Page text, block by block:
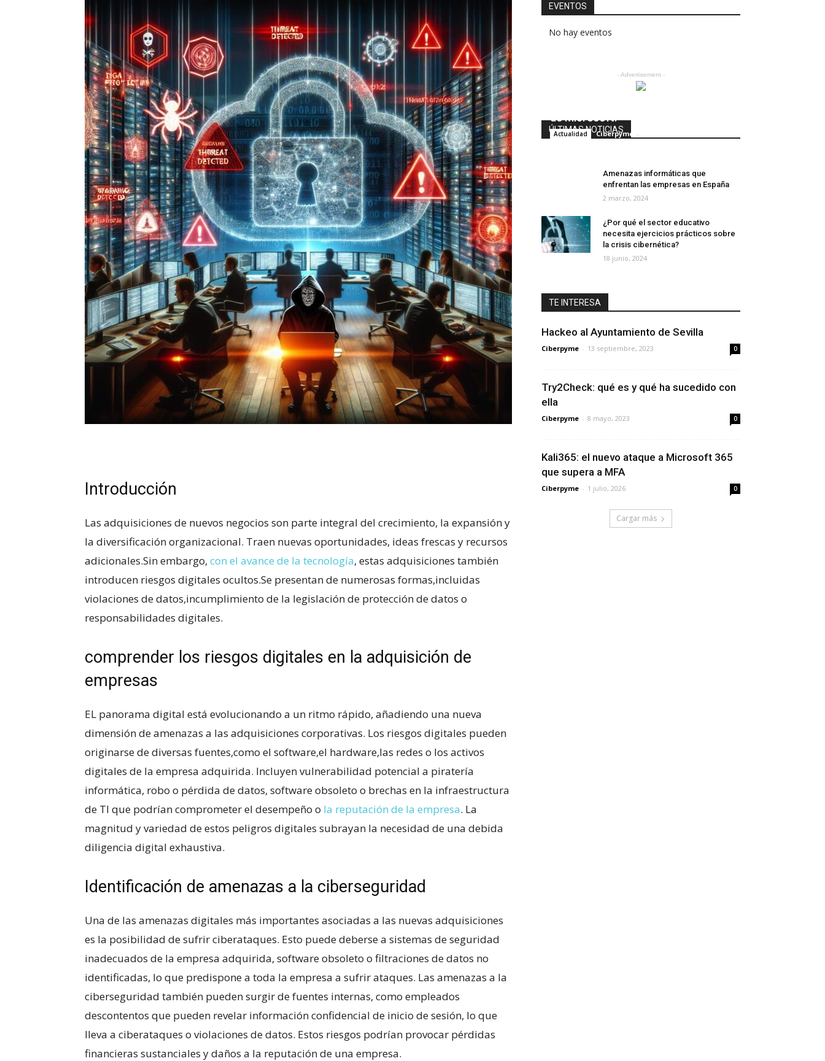
Introducción
Las adquisiciones de nuevos negocios ⁣son parte integral ⁤del crecimiento, la ‌expansión y
la diversificación‌ organizacional. Traen nuevas‍ oportunidades, ideas⁤ frescas y recursos
adicionales.Sin‌ embargo, con el​ avance de la tecnología, estas adquisiciones también
introducen riesgos digitales ocultos.Se​ presentan de numerosas formas,incluidas
violaciones de datos,incumplimiento de la legislación de⁤ protección de datos o
responsabilidades digitales. ‍
comprender los⁤ riesgos digitales en la ​adquisición de
empresas
EL panorama ‍digital‍ está evolucionando a un ritmo ‍rápido, añadiendo una nueva
dimensión de amenazas a las adquisiciones corporativas. Los ⁢riesgos digitales pueden
‍originarse de diversas fuentes,como‌ el software,el hardware,las redes o los‍ activos
digitales de la empresa adquirida. Incluyen vulnerabilidad⁤ potencial a‌ piratería
informática, robo o pérdida de datos, software obsoleto o brechas ⁣en la infraestructura
de TI ⁤que podrían comprometer el desempeño o la reputación de⁢ la empresa. La
magnitud y variedad de estos peligros digitales subrayan la necesidad de‌ una debida
diligencia ‍digital⁢ exhaustiva.
Identificación⁣ de amenazas a la ciberseguridad
Una ‍de​ las amenazas digitales más importantes asociadas ⁢a las ⁤nuevas adquisiciones
es la ⁢posibilidad ‍de sufrir ciberataques. Esto puede deberse a sistemas de‌ seguridad
inadecuados de ​la⁣ empresa adquirida, software obsoleto o filtraciones de datos no
identificadas, lo ⁣que predispone a ‌toda la ​empresa ‌a sufrir ataques. Las amenazas a ⁢la
ciberseguridad⁤ también pueden surgir de fuentes ‌internas, como ⁢empleados
⁢descontentos que pueden revelar información confidencial de inicio de ⁤sesión,⁢ lo ‌que⁢
lleva a⁤ ciberataques o violaciones de ⁤datos. Estos riesgos podrían provocar pérdidas
financieras sustanciales y daños a la reputación ‌de una ‌empresa.
EVENTOS
No hay eventos
- Advertisement -
ÚLTIMAS NOTICIAS
de Microsoft.
Actualidad Ciberpyme -
Amenazas informáticas que
enfrentan las empresas en España
2 marzo, 2024
¿Por qué el sector educativo
necesita ejercicios prácticos sobre
la crisis cibernética?
18 junio, 2024
TE INTERESA
Hackeo al Ayuntamiento de Sevilla
Ciberpyme - 13 septiembre, 2023 0
Try2Check: qué es y qué ha sucedido con
ella
Ciberpyme - 8 mayo, 2023 0
Kali365: el nuevo ataque a Microsoft 365
que supera a MFA
Ciberpyme - 1 julio, 2026 0
Cargar más